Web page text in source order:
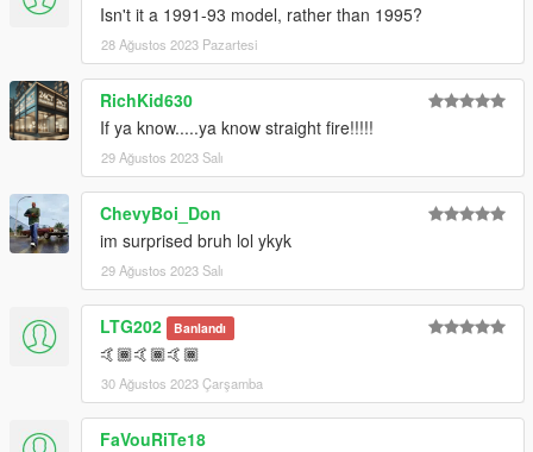
Isn't it a 1991-93 model, rather than 1995?
28 Ağustos 2023 Pazartesi
RichKid630
If ya know.....ya know straight fire!!!!!
29 Ağustos 2023 Salı
ChevyBoi_Don
im surprised bruh lol ykyk
29 Ağustos 2023 Salı
LTG202 Banlandı
🤙🏾🤙🏾🤙🏾
30 Ağustos 2023 Çarşamba
FaVouRiTe18